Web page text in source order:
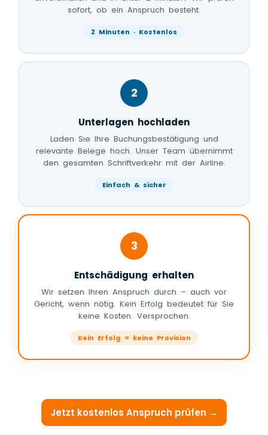
sofort, ob ein Anspruch besteht.
2 Minuten · Kostenlos
2
Unterlagen hochladen
Laden Sie Ihre Buchungsbestätigung und
relevante Belege hoch. Unser Team übernimmt
den gesamten Schriftverkehr mit der Airline.
Einfach & sicher
3
Entschädigung erhalten
Wir setzen Ihren Anspruch durch – auch vor
Gericht, wenn nötig. Kein Erfolg bedeutet für Sie
keine Kosten. Versprochen.
Kein Erfolg = keine Provision
Jetzt kostenlos Anspruch prüfen →